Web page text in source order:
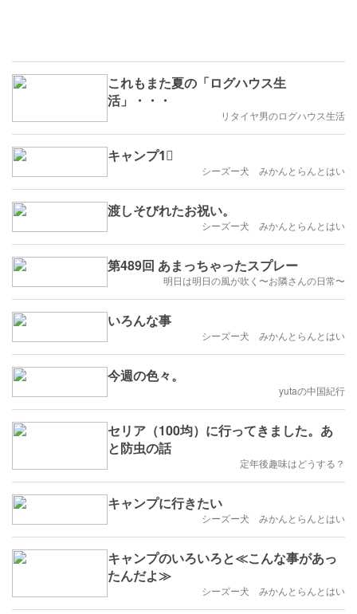
これもまた夏の「ログハウス生
活」・・・
リタイヤ男のログハウス生活
キャンプ1⃣
シーズー犬 みかんとらんとはい
渡しそびれたお祝い。
シーズー犬 みかんとらんとはい
第489回 あまっちゃったスプレー
明日は明日の風が吹く〜お隣さんの日常〜
いろんな事
シーズー犬 みかんとらんとはい
今週の色々。
yutaの中国紀行
セリア（100均）に行ってきました。あ
と防虫の話
定年後趣味はどうする？
キャンプに行きたい
シーズー犬 みかんとらんとはい
キャンプのいろいろと≪こんな事があっ
たんだよ≫
シーズー犬 みかんとらんとはい